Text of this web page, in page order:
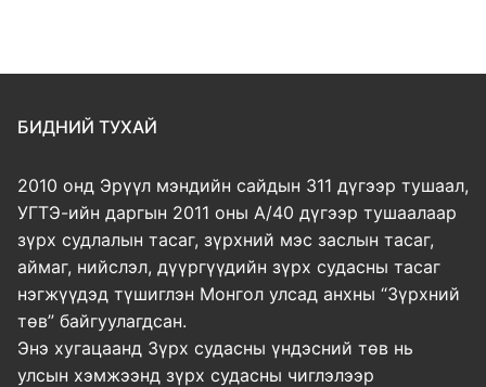
БИДНИЙ ТУХАЙ
2010 онд Эрүүл мэндийн сайдын 311 дүгээр тушаал,
УГТЭ-ийн даргын 2011 оны А/40 дүгээр тушаалаар
зүрх судлалын тасаг, зүрхний мэс заслын тасаг,
аймаг, нийслэл, дүүргүүдийн зүрх судасны тасаг
нэгжүүдэд түшиглэн Монгол улсад анхны “Зүрхний
төв” байгуулагдсан.
Энэ хугацаанд Зүрх судасны үндэсний төв нь
улсын хэмжээнд зүрх судасны чиглэлээр